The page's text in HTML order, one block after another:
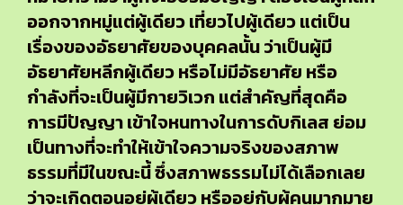
ออกจากหมู่แต่ผู้เดียว เที่ยวไปผู้เดียว แต่เป็น
เรื่องของอัธยาศัยของบุคคลนั้น ว่าเป็นผู้มี
อัธยาศัยหลีกผู้เดียว หรือไม่มีอัธยาศัย หรือ
กำลังที่จะเป็นผู้มีกายวิเวก แต่สำคัญที่สุดคือ
การมีปัญญา เข้าใจหนทางในการดับกิเลส ย่อม
เป็นทางที่จะทำให้เข้าใจความจริงของสภาพ
ธรรมที่มีในขณะนี้ ซึ่งสภาพธรรมไม่ได้เลือกเลย
ว่าจะเกิดตอนอยู่ผู้เดียว หรืออยู่กับผู้คนมากมาย